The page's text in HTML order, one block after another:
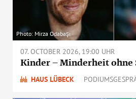
Photo: Mirza Odabaşı
07. OCTOBER 2026, 19:00 UHR
Kinder – Minderheit ohne
HAUS LÜBECK